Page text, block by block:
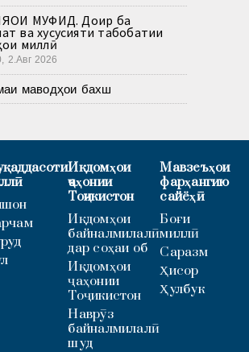
МУФИД. Доир ба
ва хусусияти табобатии
миллӣ
2.Авг 2026
маводҳои бахш
Иқдомҳои
ҷаҳонии
Тоҷикистон
Иқдомҳои
байналмилалӣ
дар соҳаи об
Иқдомҳои
ҷаҳонии
Тоҷикистон
Наврӯз
байналмилалӣ
шуд
Мавзеъҳои
фарҳангию
сайёҳӣ
Боғи
миллӣ
Саразм
Ҳисор
Ҳулбук